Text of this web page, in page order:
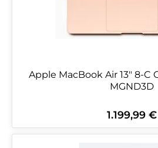
Apple MacBook Air 13" 8-C GPU, 256GB, gold
MGND3D
Regulärer Preis:
1.199,99 €